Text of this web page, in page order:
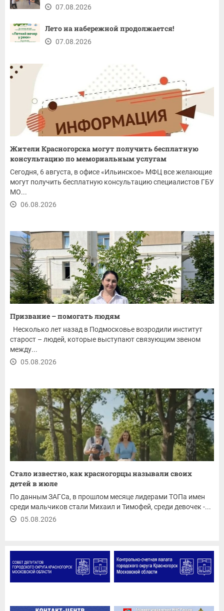
07.08.2026
Лето на набережной продолжается!
07.08.2026
Жители Красногорска могут получить бесплатную
консультацию по мемориальным услугам
Сегодня, 6 августа, в офисе «Ильинское» МФЦ все желающие
могут получить бесплатную консультацию специалистов ГБУ
МО...
06.08.2026
Призвание – помогать людям
Несколько лет назад в Подмосковье возродили институт
старост – людей, которые выступают связующим звеном
между...
05.08.2026
Стало известно, как красногорцы называли своих
детей в июле
По данным ЗАГСа, в прошлом месяце лидерами ТОПа имен
среди мальчиков стали Михаил и Тимофей, среди девочек -...
05.08.2026